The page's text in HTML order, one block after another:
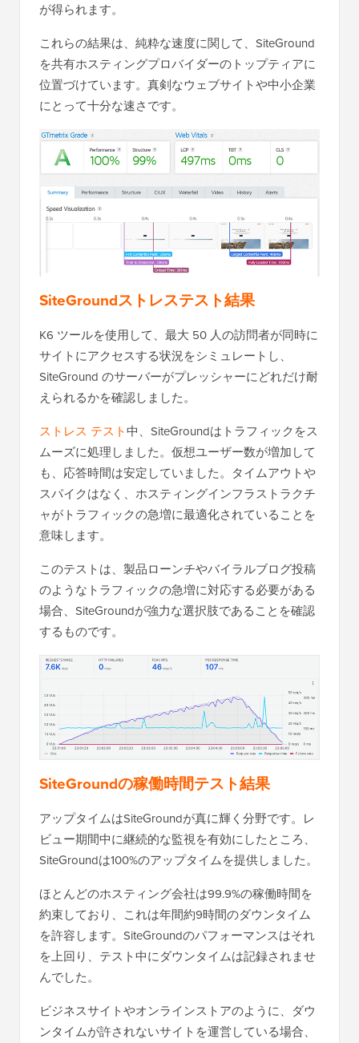
が得られます。
これらの結果は、純粋な速度に関して、SiteGround
を共有ホスティングプロバイダーのトップティアに
位置づけています。真剣なウェブサイトや中小企業
にとって十分な速さです。
SiteGroundストレステスト結果
K6 ツールを使用して、最大 50 人の訪問者が同時に
サイトにアクセスする状況をシミュレートし、
SiteGround のサーバーがプレッシャーにどれだけ耐
えられるかを確認しました。
ストレス テスト中、SiteGroundはトラフィックをス
ムーズに処理しました。仮想ユーザー数が増加して
も、応答時間は安定していました。タイムアウトや
スパイクはなく、ホスティングインフラストラクチ
ャがトラフィックの急増に最適化されていることを
意味します。
このテストは、製品ローンチやバイラルブログ投稿
のようなトラフィックの急増に対応する必要がある
場合、SiteGroundが強力な選択肢であることを確認
するものです。
SiteGroundの稼働時間テスト結果
アップタイムはSiteGroundが真に輝く分野です。レ
ビュー期間中に継続的な監視を有効にしたところ、
SiteGroundは100%のアップタイムを提供しました。
ほとんどのホスティング会社は99.9%の稼働時間を
約束しており、これは年間約9時間のダウンタイム
を許容します。SiteGroundのパフォーマンスはそれ
を上回り、テスト中にダウンタイムは記録されませ
んでした。
ビジネスサイトやオンラインストアのように、ダウ
ンタイムが許されないサイトを運営している場合、